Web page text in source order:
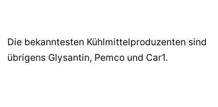
Die bekanntesten Kühlmittelproduzenten sind
übrigens Glysantin, Pemco und Car1.